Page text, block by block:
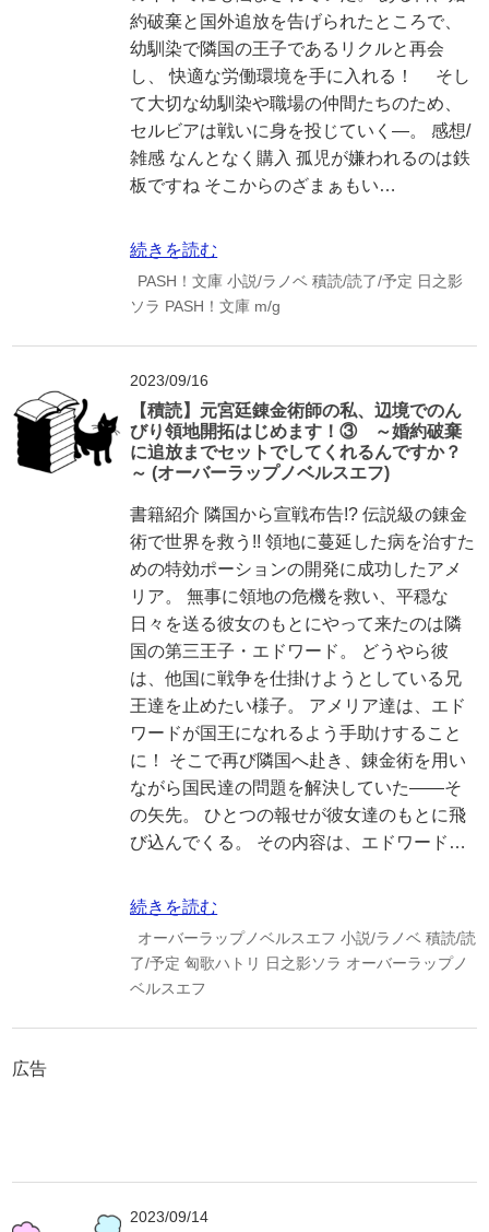
約破棄と国外追放を告げられたところで、
幼馴染で隣国の王子であるリクルと再会
し、 快適な労働環境を手に入れる！ そし
て大切な幼馴染や職場の仲間たちのため、
セルビアは戦いに身を投じていく—。 感想/
雑感 なんとなく購入 孤児が嫌われるのは鉄
板ですね そこからのざまぁもい…
続きを読む
PASH！文庫 小説/ラノベ 積読/読了/予定 日之影
ソラ PASH！文庫 m/g
2023/09/16
【積読】元宮廷錬金術師の私、辺境でのん
びり領地開拓はじめます！③ ～婚約破棄
に追放までセットでしてくれるんですか？
～ (オーバーラップノベルスエフ)
書籍紹介 隣国から宣戦布告!? 伝説級の錬金
術で世界を救う!! 領地に蔓延した病を治すた
めの特効ポーションの開発に成功したアメ
リア。 無事に領地の危機を救い、平穏な
日々を送る彼女のもとにやって来たのは隣
国の第三王子・エドワード。 どうやら彼
は、他国に戦争を仕掛けようとしている兄
王達を止めたい様子。 アメリア達は、エド
ワードが国王になれるよう手助けすること
に！ そこで再び隣国へ赴き、錬金術を用い
ながら国民達の問題を解決していた――そ
の矢先。 ひとつの報せが彼女達のもとに飛
び込んでくる。 その内容は、エドワード…
続きを読む
オーバーラップノベルスエフ 小説/ラノベ 積読/読
了/予定 匈歌ハトリ 日之影ソラ オーバーラップノ
ベルスエフ
広告
2023/09/14